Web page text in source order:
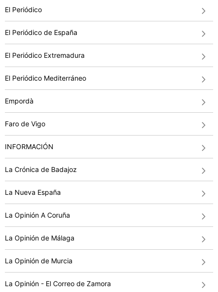
El Periódico
El Periódico de España
El Periódico Extremadura
El Periódico Mediterráneo
Empordà
Faro de Vigo
INFORMACIÓN
La Crónica de Badajoz
La Nueva España
La Opinión A Coruña
La Opinión de Málaga
La Opinión de Murcia
La Opinión - El Correo de Zamora